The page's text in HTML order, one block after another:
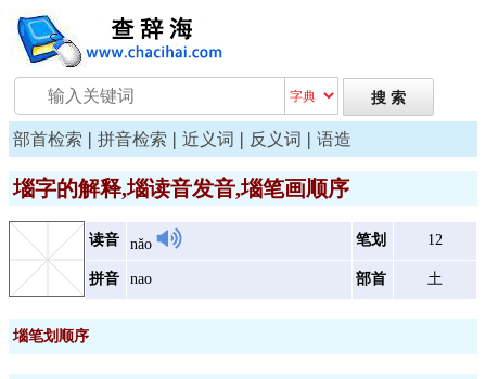
部首检索 | 拼音检索 | 近义词 | 反义词 | 语造
堖字的解释,堖读音发音,堖笔画顺序
读音 nǎo 笔划 12
拼音 nao 部首 土
堖笔划顺序